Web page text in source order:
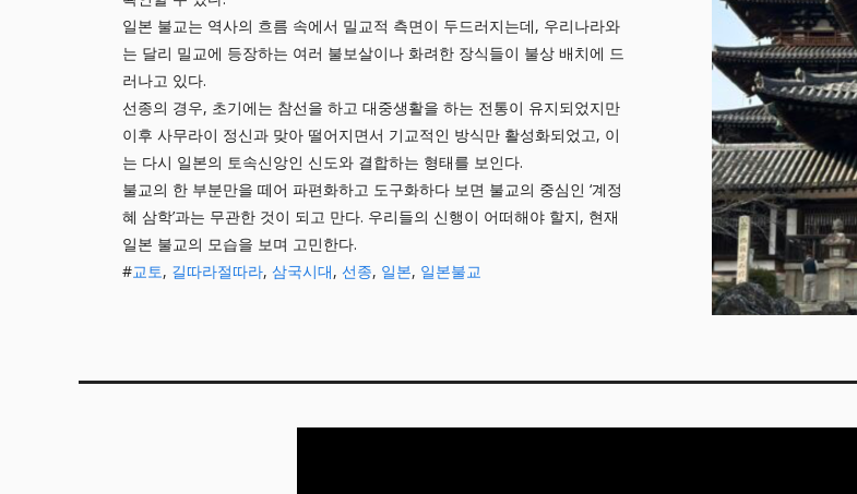
일본 불교는 역사의 흐름 속에서 밀교적 측면이 두드러지는데, 우리나라와
는 달리 밀교에 등장하는 여러 불보살이나 화려한 장식들이 불상 배치에 드
러나고 있다.
선종의 경우, 초기에는 참선을 하고 대중생활을 하는 전통이 유지되었지만
이후 사무라이 정신과 맞아 떨어지면서 기교적인 방식만 활성화되었고, 이
는 다시 일본의 토속신앙인 신도와 결합하는 형태를 보인다.
불교의 한 부분만을 떼어 파편화하고 도구화하다 보면 불교의 중심인 ‘계정
혜 삼학’과는 무관한 것이 되고 만다. 우리들의 신행이 어떠해야 할지, 현재
일본 불교의 모습을 보며 고민한다.
#교토, 길따라절따라, 삼국시대, 선종, 일본, 일본불교